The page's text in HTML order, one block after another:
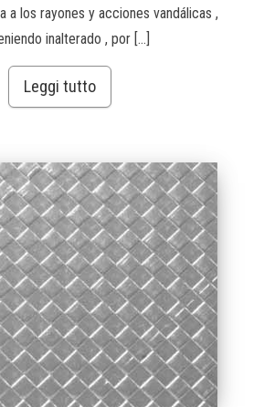
a los rayones y acciones vandálicas ,
inalterado , por […]
Leggi tutto